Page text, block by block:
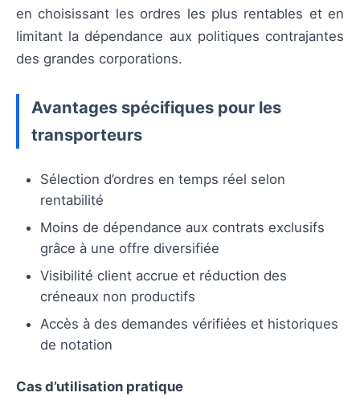
en choisissant les ordres les plus rentables et en
limitant la dépendance aux politiques contrajantes
des grandes corporations.
Avantages spécifiques pour les
transporteurs
Sélection d’ordres en temps réel selon
rentabilité
Moins de dépendance aux contrats exclusifs
grâce à une offre diversifiée
Visibilité client accrue et réduction des
créneaux non productifs
Accès à des demandes vérifiées et historiques
de notation
Cas d’utilisation pratique